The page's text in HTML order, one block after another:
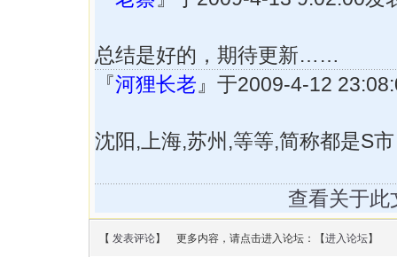
总结是好的，期待更新……
『河狸长老 』于2009-4-12
沈阳,上海,苏州,等等,简称都是S市
查看关于此
【 发表评论】 更多内容，请点击进入论坛：【进入论坛】